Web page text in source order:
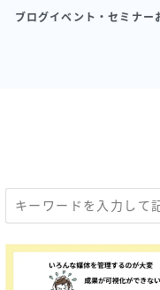
ブログイベント・セミナー